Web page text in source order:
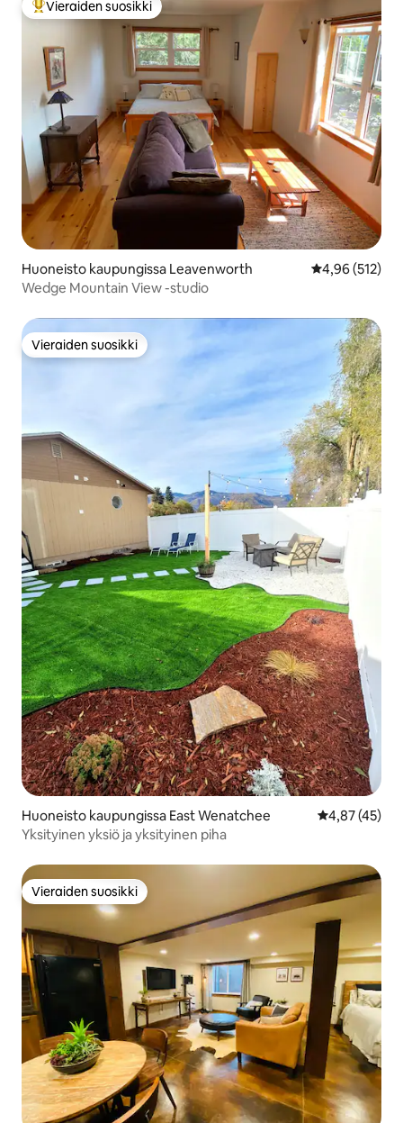
Vieraiden suosikkien parhaimmistoa
Vieraiden suosikki
Huoneisto kaupungissa Leavenworth
4,96 (512)
Wedge Mountain View -studio
Vieraiden suosikki
Vieraiden suosikki
Huoneisto kaupungissa East Wenatchee
4,87 (45)
Yksityinen yksiö ja yksityinen piha
Vieraiden suosikki
Vieraiden suosikki